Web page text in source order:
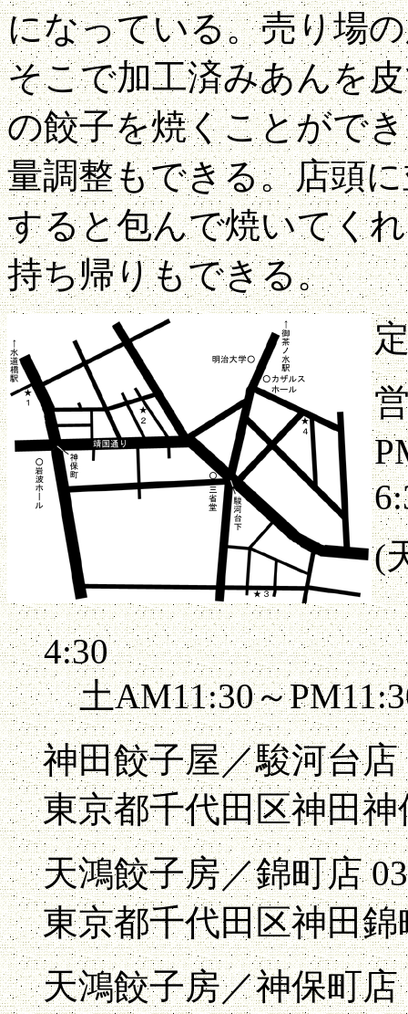
になっている。売り場
そこで加工済みあんを
の餃子を焼くことがで
量調整もできる。店頭
すると包んで焼いてく
持ち帰りもできる。
(
4:30
土AM11:30～
神田餃子屋／駿河台
東京都千代田区神田神
天鴻餃子房／錦町
東京都千代田区神田錦
天鴻餃子房／神保町